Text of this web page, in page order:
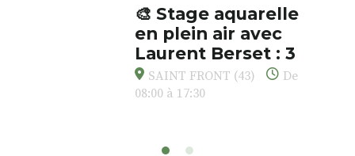
🎨 Stage aquarelle
en plein air avec
Laurent Berset : 3
jours pour respirer,
créer, s’émerveiller
et de peindre la beauté des
SAINT FRONT (43)
De
08:00 à 17:30